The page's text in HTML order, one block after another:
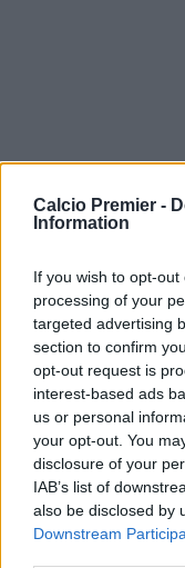
Calcio Premier -
Information
If you wish to opt-
processing of your
targeted advertising
section to confirm
opt-out request is
interest-based ads
us or personal
your opt-out. You
disclosure of your
IAB’s list of
also be disclosed by
Downstream